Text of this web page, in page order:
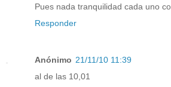
Pues nada tranquilidad cada uno
Responder
Anónimo 21/11/10 11:39
al de las 10,01